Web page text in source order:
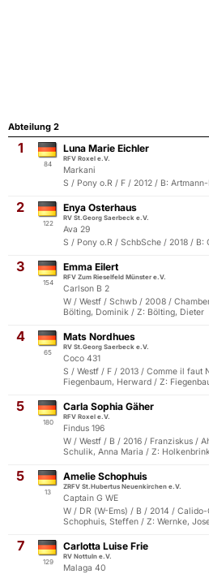
Abteilung 2
1
84
Luna Marie Eichler
RFV Roxel e.V.
Markani
S / Pony o.R / F / 2012 / B:
2
122
Enya Osterhaus
RV St.Georg Saerbeck e.V.
Ava 29
S / Pony o.R / SchbSche / 2018 / B:
3
154
Emma Eilert
RFV Zum Rieselfeld Münster e.V.
Carlson B 2
W / Westf / Schwb / 2008 /
Bölting, Dominik / Z: Bölting, Dieter
4
65
Mats Nordhues
RV St.Georg Saerbeck e.V.
Coco 431
S / Westf / F / 2013 / Comme il faut
Fiegenbaum, Herward / Z:
5
180
Carla Sophia Gäher
RFV Roxel e.V.
Findus 196
W / Westf / B / 2016 / Franziskus /
Schulik, Anna Maria / Z:
5
13
Amelie Schophuis
ZRFV St.Hubertus Neuenkirchen e.V.
Captain G WE
W / DR (W-Ems) / B / 2014 /
Schophuis, Steffen / Z: Wernke,
7
129
Carlotta Luise Frie
RV Nottuln e.V.
Malaga 40